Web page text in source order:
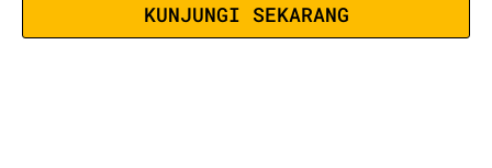
KUNJUNGI SEKARANG